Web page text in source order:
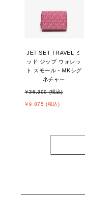
JET SET TRAVEL ミ
ッド ジップ ウォレッ
ト スモール - MKシグ
ネチャー
￥36,300 (税込)
￥9,075 (税込)